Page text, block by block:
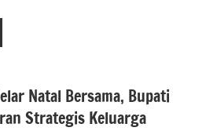
Natal Bersama, Bupati
Strategis Keluarga